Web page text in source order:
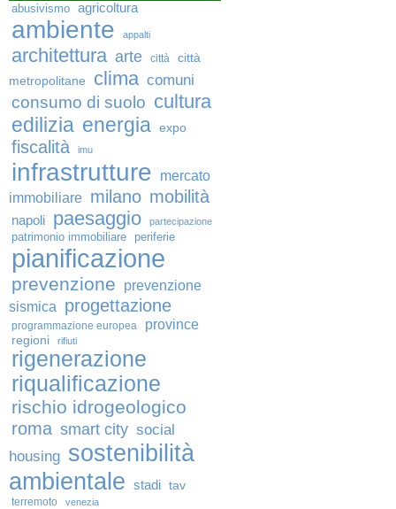
abusivismo agricoltura
ambiente appalti
architettura arte città
città
metropolitane
clima comuni
consumo di suolo cultura
edilizia energia expo
fiscalità imu
infrastrutture
mercato
immobiliare milano mobilità
napoli paesaggio partecipazione
patrimonio immobiliare periferie
pianificazione
prevenzione
prevenzione
sismica
progettazione
programmazione europea province
regioni rifiuti
rigenerazione
riqualificazione
rischio idrogeologico
roma smart city social
housing sostenibilità
ambientale stadi tav
terremoto venezia